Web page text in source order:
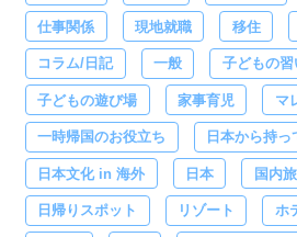
仕事関係 現地就職 移住
コラム/日記 一般 子どもの習
子どもの遊び場 家事育児 マ
一時帰国のお役立ち 日本から持
日本文化 in 海外 日本 国内
日帰りスポット リゾート ホ